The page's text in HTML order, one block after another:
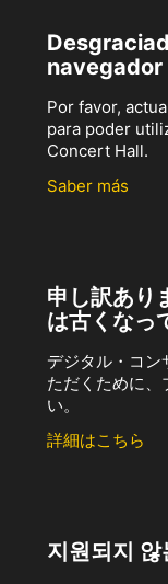
Por favor,
para poder
Concert Hall.
Saber más
申し訳あり
は古くなっ
デジタル・コン
ただくために、
い。
詳細はこちら
지원되지